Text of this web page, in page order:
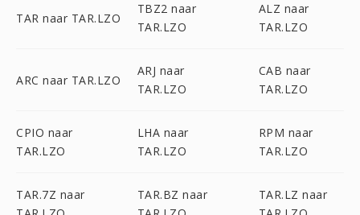
TAR naar TAR.LZO
TBZ2 naar
TAR.LZO
ALZ naar
TAR.LZO
ARC naar TAR.LZO
ARJ naar
TAR.LZO
CAB naar
TAR.LZO
CPIO naar
TAR.LZO
LHA naar
TAR.LZO
RPM naar
TAR.LZO
TAR.7Z naar
TAR.BZ naar
TAR.LZ naar